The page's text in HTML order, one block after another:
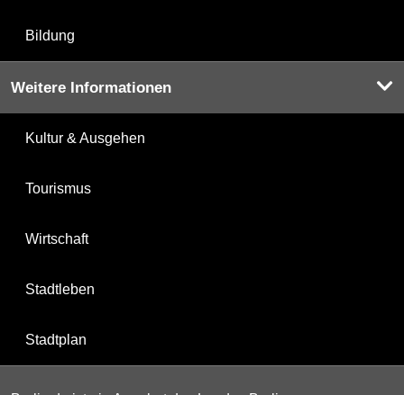
Bildung
Weitere Informationen
Kultur & Ausgehen
Tourismus
Wirtschaft
Stadtleben
Stadtplan